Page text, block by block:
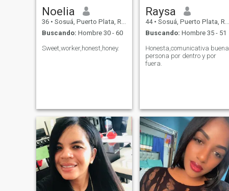
Noelia
36 • Sosuá, Puerto Plata, Rep. Dominicana
Buscando: Hombre 30 - 60
Sweet,worker,honest,honey.
Raysa
44 • Sosuá, Puerto Plata, Rep. Dominicana
Buscando: Hombre 35 - 51
Honesta,comunicativa buena
persona por dentro y por
fuera.